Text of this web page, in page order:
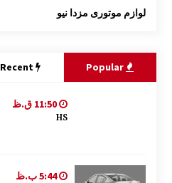
لوازم موتوری مزدا نیو
Recent
11:50 ق.ظ
HS
5:44 ب.ظ